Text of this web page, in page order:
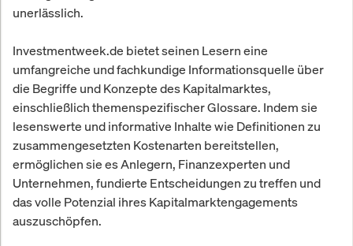
unerlässlich.
Investmentweek.de bietet seinen Lesern eine
umfangreiche und fachkundige Informationsquelle über
die Begriffe und Konzepte des Kapitalmarktes,
einschließlich themenspezifischer Glossare. Indem sie
lesenswerte und informative Inhalte wie Definitionen zu
zusammengesetzten Kostenarten bereitstellen,
ermöglichen sie es Anlegern, Finanzexperten und
Unternehmen, fundierte Entscheidungen zu treffen und
das volle Potenzial ihres Kapitalmarktengagements
auszuschöpfen.